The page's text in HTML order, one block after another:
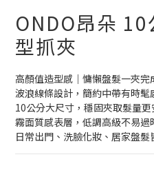
ONDO昂朵
型抓夾
高顏值造型感｜慵懶盤髮一夾完
波浪線條設計，簡約中帶有時髦
10公分大尺寸，穩固夾取髮量更
霧面質感表層，低調高級不易
日常出門、洗臉化妝、居家盤髮